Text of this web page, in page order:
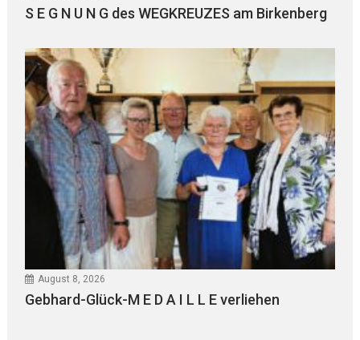
S E G N U N G des WEGKREUZES am Birkenberg
August 8, 2026
Gebhard-Glück-M E D A I L L E verliehen